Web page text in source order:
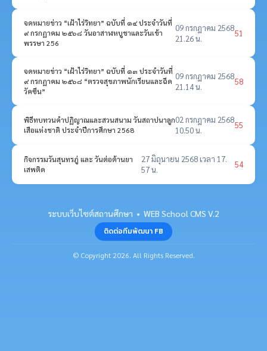
จดหมายข่าว “เฝ้าไร่วิทยา” ฉบับที่ ๑๔ ประจำวันที่
๙ กรกฏาคม ๒๕๖๘ วันอาสาฬหบูชาและวันเข้า
พรรษา 256
09 กรกฎาคม 2568
21.26 น.
51
จดหมายข่าว “เฝ้าไร่วิทยา” ฉบับที่ ๑๓ ประจำวันที่
๙ กรกฏาคม ๒๕๖๘ “ตรวจสุขภาพนักเรียนและฉีด
วัคซีน”
09 กรกฎาคม 2568
21.14 น.
58
พิธีทบทวนคำปฏิญาณและสวนสนาม วันสถาปนาลูก
เสือแห่งชาติ ประจำปีการศึกษา 2568
02 กรกฎาคม 2568
10.50 น.
55
กิจกรรมวันสุนทรภู่ และ วันต่อต้านยา
เสพติด
27 มิถุนายน 2568 เวลา 17.
57 น.
54
ระบบเว็บไซต์สถานศึกษา • WEB School CMS V.2
ติดต่อทีมพัฒนา FB
© Copyright 2026. All Rights Reserved.